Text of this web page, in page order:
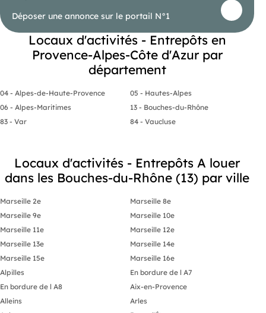
Déposer une annonce sur le portail N°1
Locaux d'activités - Entrepôts en
Provence-Alpes-Côte d'Azur par
département
04 - Alpes-de-Haute-Provence
05 - Hautes-Alpes
06 - Alpes-Maritimes
13 - Bouches-du-Rhône
83 - Var
84 - Vaucluse
Locaux d'activités - Entrepôts A louer
dans les Bouches-du-Rhône (13) par ville
Marseille 2e
Marseille 8e
Marseille 9e
Marseille 10e
Marseille 11e
Marseille 12e
Marseille 13e
Marseille 14e
Marseille 15e
Marseille 16e
Alpilles
En bordure de l A7
En bordure de l A8
Aix-en-Provence
Alleins
Arles